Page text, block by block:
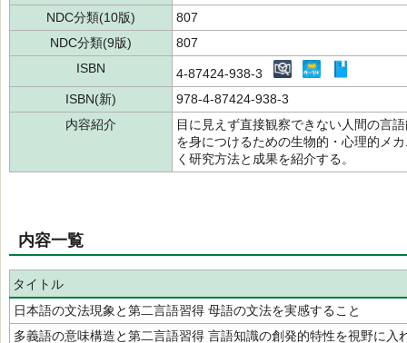
NDC分類(10版)
807
NDC分類(9版)
807
ISBN
4-87424-938-3
ISBN(新)
978-4-87424-938-3
内容紹介
目に見えず直接観察できない人間の言
を身につけるための生物的・心理的メ
く研究方法と成果を紹介する。
内容一覧
タイトル
日本語の文法現象と第二言語習得 母語の文法を実感すること
多義語の意味構造と第二言語習得 言語知識の創発的特性を視野に入